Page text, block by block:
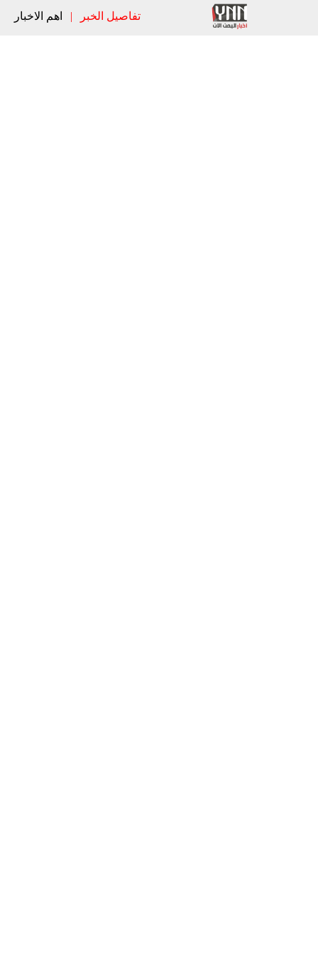
تفاصيل الخبر | اهم الاخبار